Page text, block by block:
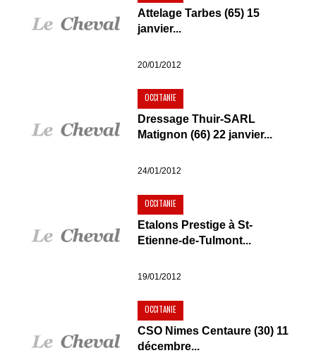
Attelage Tarbes (65) 15
janvier...
20/01/2012
OCCITANIE
Dressage Thuir-SARL
Matignon (66) 22 janvier...
24/01/2012
OCCITANIE
Etalons Prestige à St-
Etienne-de-Tulmont...
19/01/2012
OCCITANIE
CSO Nimes Centaure (30) 11
décembre...